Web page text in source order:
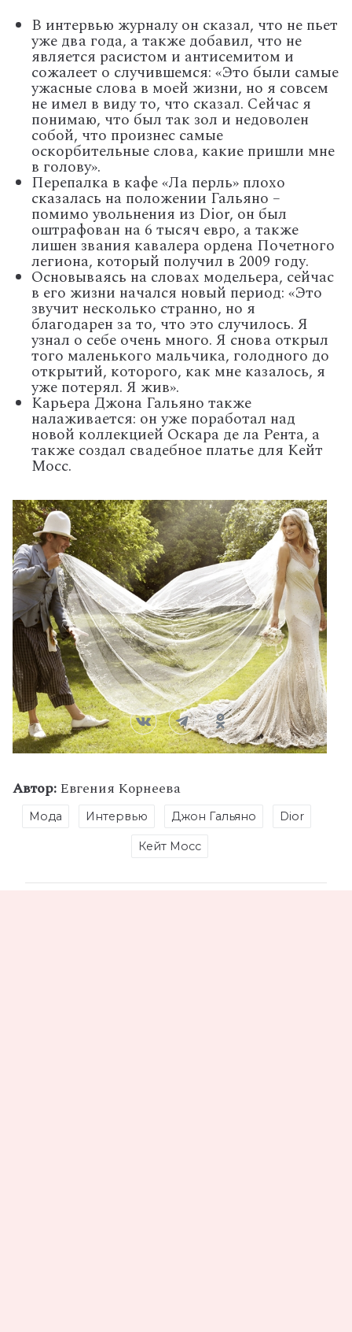
В интервью журналу он сказал, что не пьет
уже два года, а также добавил, что не
является расистом и антисемитом и
сожалеет о случившемся: «Это были самые
ужасные слова в моей жизни, но я совсем
не имел в виду то, что сказал. Сейчас я
понимаю, что был так зол и недоволен
собой, что произнес самые
оскорбительные слова, какие пришли мне
в голову».
Перепалка в кафе «Ла перль» плохо
сказалась на положении Гальяно –
помимо увольнения из Dior, он был
оштрафован на 6 тысяч евро, а также
лишен звания кавалера ордена Почетного
легиона, который получил в 2009 году.
Основываясь на словах модельера, сейчас
в его жизни начался новый период: «Это
звучит несколько странно, но я
благодарен за то, что это случилось. Я
узнал о себе очень много. Я снова открыл
того маленького мальчика, голодного до
открытий, которого, как мне казалось, я
уже потерял. Я жив».
Карьера Джона Гальяно также
налаживается: он уже поработал над
новой коллекцией Оскара де ла Рента, а
также создал свадебное платье для Кейт
Мосс.
Автор:Евгения Корнеева
Мода Интервью Джон Гальяно Dior
Кейт Мосс